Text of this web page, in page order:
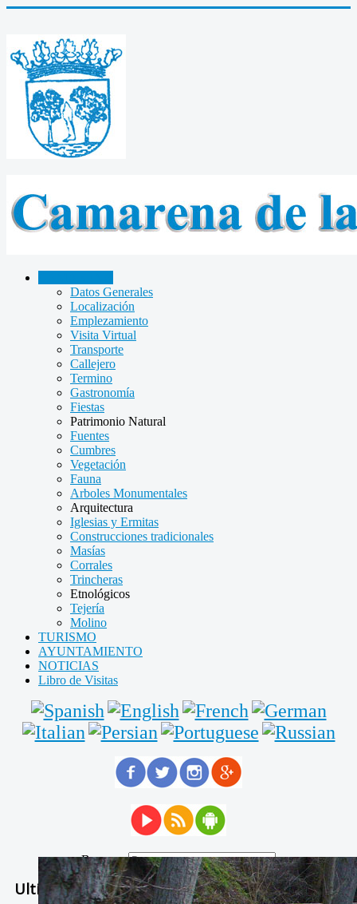
Datos Generales
Localización
Emplezamiento
Visita Virtual
Transporte
Callejero
Termino
Gastronomía
Fiestas
Patrimonio Natural
Fuentes
Cumbres
Vegetación
Fauna
Arboles Monumentales
Arquitectura
Iglesias y Ermitas
Construcciones tradicionales
Masías
Corrales
Trincheras
Etnológicos
Tejería
Molino
TURISMO
AYUNTAMIENTO
NOTICIAS
Libro de Visitas
Buscar...
Ultimas Noticias